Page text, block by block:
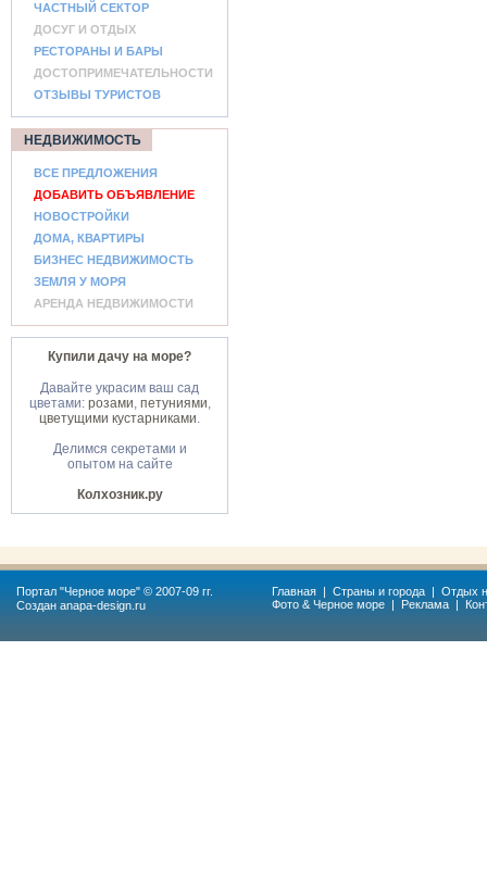
ЧАСТНЫЙ СЕКТОР
ДОСУГ И ОТДЫХ
РЕСТОРАНЫ И БАРЫ
ДОСТОПРИМЕЧАТЕЛЬНОСТИ
ОТЗЫВЫ ТУРИСТОВ
НЕДВИЖИМОСТЬ
ВСЕ ПРЕДЛОЖЕНИЯ
ДОБАВИТЬ ОБЪЯВЛЕНИЕ
НОВОСТРОЙКИ
ДОМА, КВАРТИРЫ
БИЗНЕС НЕДВИЖИМОСТЬ
ЗЕМЛЯ У МОРЯ
АРЕНДА НЕДВИЖИМОСТИ
Купили дачу на море?
Давайте украсим ваш сад
цветами: розами, петуниями,
цветущими кустарниками.
Делимся секретами и
опытом на сайте
Колхозник.ру
Портал "Черное море" © 2007-09 гг.
Создан anapa-design.ru
Главная | Страны и города | Отдых
Фото & Черное море | Реклама |